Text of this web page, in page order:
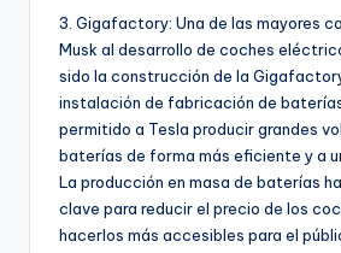
3. Gigafactory: Una de las mayores
Musk al desarrollo de coches
sido la construcción de la
instalación de fabricación de
permitido a Tesla producir grandes
baterías de forma más eficiente y a
La producción en masa de baterías
clave para reducir el precio de los
hacerlos más accesibles para el